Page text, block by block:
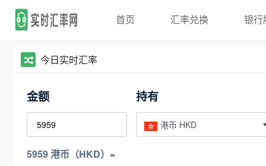
首页 汇率兑换 银行
今日实时汇率
金额 持有
港币 HKD
5959 港币（HKD）=